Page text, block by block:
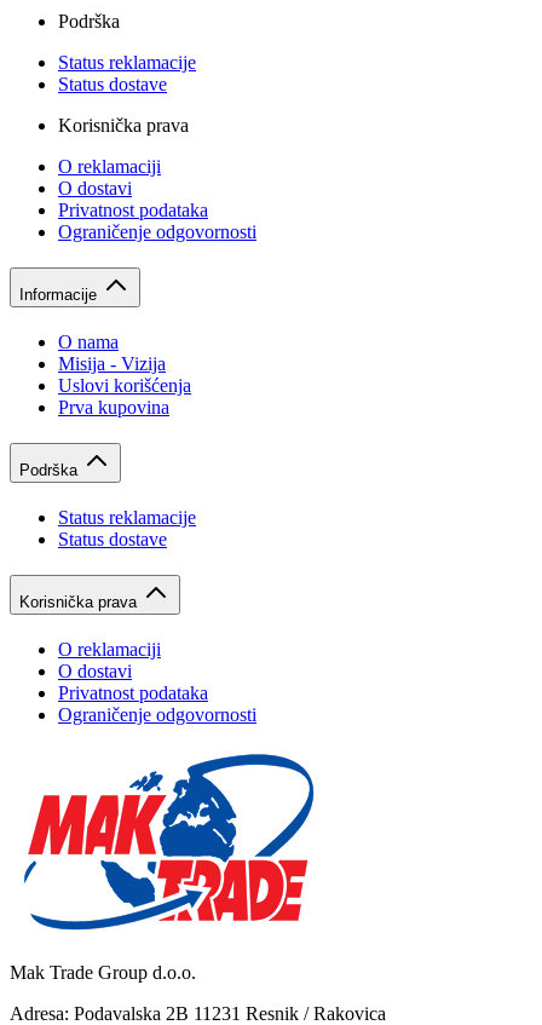
Podrška
Status reklamacije
Status dostave
Korisnička prava
O reklamaciji
O dostavi
Privatnost podataka
Ograničenje odgovornosti
Informacije
O nama
Misija - Vizija
Uslovi korišćenja
Prva kupovina
Podrška
Status reklamacije
Status dostave
Korisnička prava
O reklamaciji
O dostavi
Privatnost podataka
Ograničenje odgovornosti
Mak Trade Group d.o.o.
Adresa: Podavalska 2B 11231 Resnik / Rakovica